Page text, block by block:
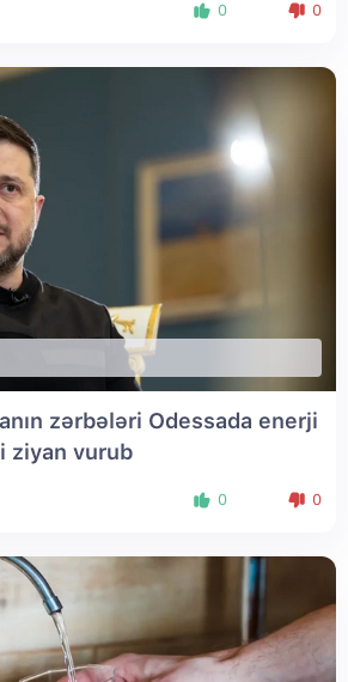
0 0
zərbələri Odessada enerji
ziyan vurub
0 0